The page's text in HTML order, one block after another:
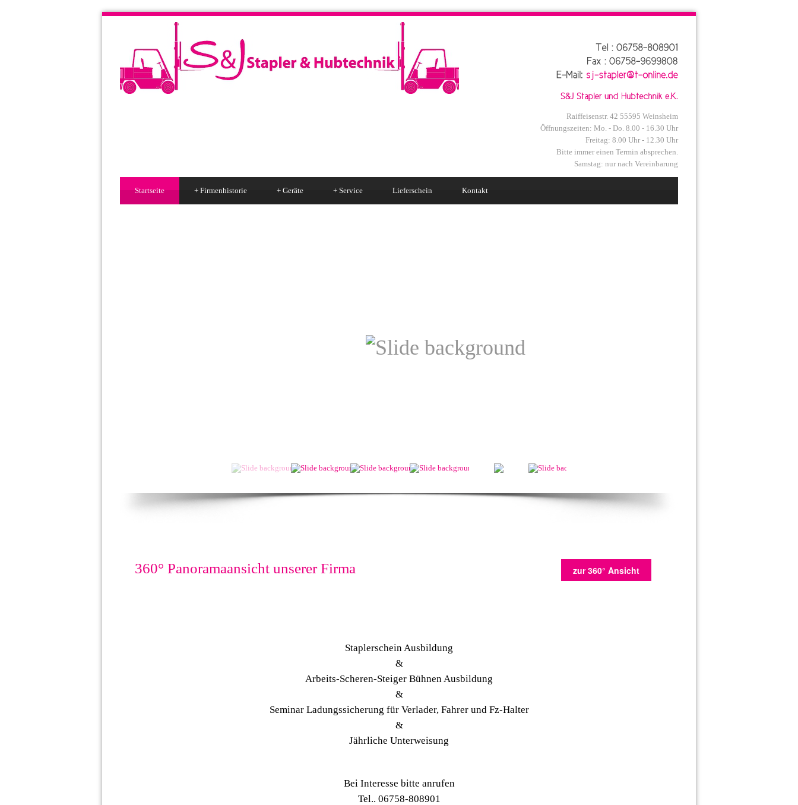
Raiffeisenstr. 42 55595 Weinsheim
Öffnungszeiten: Mo. - Do. 8.00 - 16.30 Uhr
Freitag: 8.00 Uhr - 12.30 Uhr
Bitte immer einen Termin absprechen.
Samstag: nur nach Vereinbarung
Startseite Firmenhistorie
+ Geräte
+ Service
+ Lieferschein Kontakt
360° Panoramaansicht unserer Firma zur 360° Ansicht
Staplerschein Ausbildung
&
Arbeits-Scheren-Steiger Bühnen Ausbildung
&
Seminar Ladungssicherung für Verlader, Fahrer und Fz-Halter
&
Jährliche Unterweisung
Bei Interesse bitte anrufen
Tel.. 06758-808901